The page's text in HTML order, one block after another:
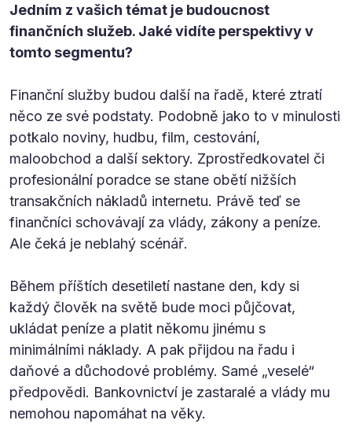
Jedním z vašich témat je budoucnost
finančních služeb. Jaké vidíte perspektivy v
tomto segmentu?
Finanční služby budou další na řadě, které ztratí
něco ze své podstaty. Podobně jako to v minulosti
potkalo noviny, hudbu, film, cestování,
maloobchod a další sektory. Zprostředkovatel či
profesionální poradce se stane obětí nižších
transakčních nákladů internetu. Právě teď se
finančníci schovávají za vlády, zákony a peníze.
Ale čeká je neblahý scénář.
Během příštích desetiletí nastane den, kdy si
každý člověk na světě bude moci půjčovat,
ukládat peníze a platit někomu jinému s
minimálními náklady. A pak přijdou na řadu i
daňové a důchodové problémy. Samé „veselé“
předpovědi. Bankovnictví je zastaralé a vlády mu
nemohou napomáhat na věky.